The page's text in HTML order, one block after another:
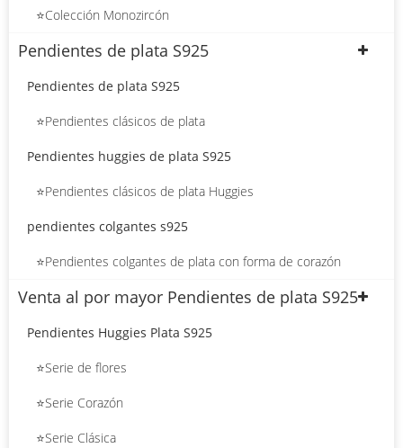
⭐Colección Monozircón
Pendientes de plata S925
Pendientes de plata S925
⭐Pendientes clásicos de plata
Pendientes huggies de plata S925
⭐Pendientes clásicos de plata Huggies
pendientes colgantes s925
⭐Pendientes colgantes de plata con forma de corazón
Venta al por mayor Pendientes de plata S925
Pendientes Huggies Plata S925
⭐Serie de flores
⭐Serie Corazón
⭐Serie Clásica